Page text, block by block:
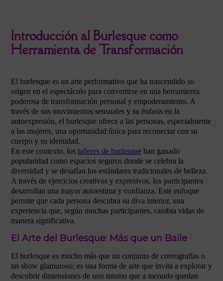
Introducción al Burlesque como
Herramienta de Transformación
El burlesque es un arte performativo que ha trascendido su
origen en el espectáculo para convertirse en una herramienta
poderosa de transformación personal y empoderamiento. A
través de sus movimientos sensuales y su énfasis en la
autoexpresión, el burlesque ofrece a las personas, especialmente
a las mujeres, una oportunidad única para reconectar con su
cuerpo y su identidad.
En este contexto, los talleres de burlesque han ganado
popularidad como espacios seguros donde se celebra la
diversidad y se desafían los estándares tradicionales de belleza.
A través de ejercicios creativos y expresivos, los participantes
desarrollan una mayor autoestima y confianza. Este enfoque
permite que cada persona descubra su diva interior, una
experiencia que, según muchas participantes, cambia vidas de
manera significativa.
El Arte del Burlesque: Más que un Baile
El burlesque es mucho más que un conjunto de coreografías o
un show glamuroso; es una forma de arte que invita a explorar y
descubrir dimensiones de uno mismo que a menudo quedan